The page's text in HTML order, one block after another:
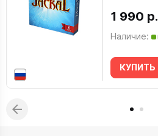
1 990 р.
Наличие:
КУПИТЬ